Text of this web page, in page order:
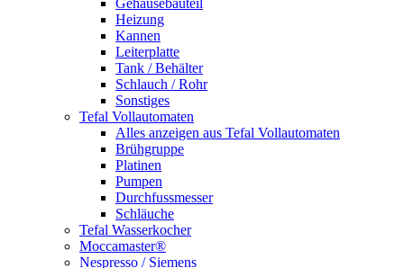
Gehäusebauteil
Heizung
Kannen
Leiterplatte
Tank / Behälter
Schlauch / Rohr
Sonstiges
Tefal Vollautomaten
Alles anzeigen aus Tefal Vollautomaten
Brühgruppe
Platinen
Pumpen
Durchfussmesser
Schläuche
Tefal Wasserkocher
Moccamaster®
Nespresso / Siemens